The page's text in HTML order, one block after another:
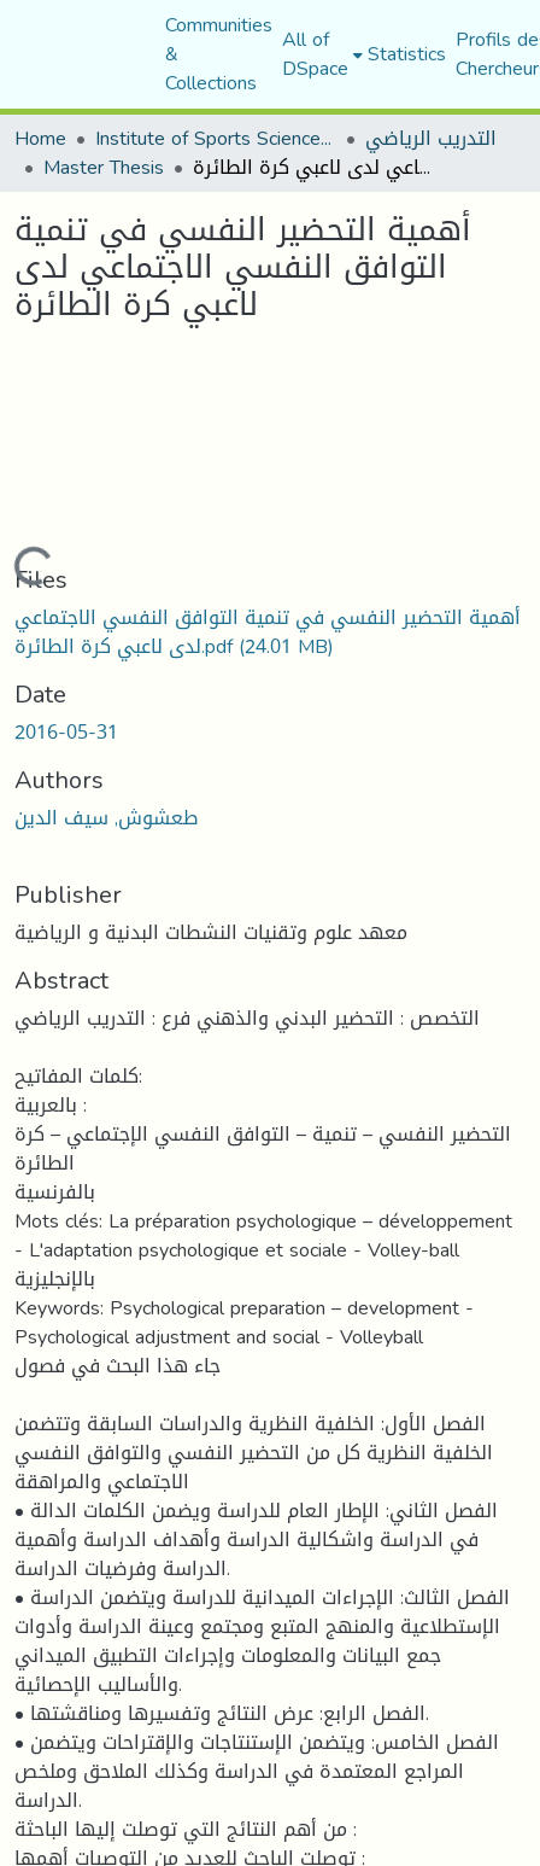
Communities
&
Collections
All of
DSpace Statistics Profils
Home
Institute of Sports Sciences and Techniques التدريب الرياضي
Master Thesis أهمية التحضير النفسي في تنمية التوافق النفسي الاجتماعي لدى لاعبي كرة الطائرة
أهمية التحضير النفسي في تنمية
التوافق النفسي الاجتماعي لدى
لاعبي كرة الطائرة
Loading...
Files
أهمية التحضير النفسي في تنمية التوافق النفسي الاجتماعي
لدى لاعبي كرة الطائرة.pdf(24.01 MB)
Date
2016-05-31
Authors
طعشوش, سيف الدين
Publisher
معهد علوم وتقنيات النشطات البدنية و الرياضية
Abstract
التخصص : التحضير البدني والذهني فرع : التدريب الرياضي
كلمات المفاتيح:
بالعربية :
التحضير النفسي – تنمية – التوافق النفسي الإجتماعي – كرة
الطائرة
بالفرنسية
Mots clés: La préparation psychologique – développement
- L'adaptation psychologique et sociale - Volley-ball
بالإنجليزية
Keywords: Psychological preparation – development -
Psychological adjustment and social - Volleyball
جاء هذا البحث في فصول
الفصل الأول: الخلفية النظرية والدراسات السابقة وتتضمن
الخلفية النظرية كل من التحضير النفسي والتوافق النفسي
الاجتماعي والمراهقة
• الفصل الثاني: الإطار العام للدراسة ويضمن الكلمات الدالة
في الدراسة واشكالية الدراسة وأهداف الدراسة وأهمية
الدراسة وفرضيات الدراسة.
• الفصل الثالث: الإجراءات الميدانية للدراسة ويتضمن الدراسة
الإستطلاعية والمنهج المتبع ومجتمع وعينة الدراسة وأدوات
جمع البيانات والمعلومات وإجراءات التطبيق الميداني
والأساليب الإحصائية.
• الفصل الرابع: عرض النتائج وتفسيرها ومناقشتها.
• الفصل الخامس: ويتضمن الإستنتاجات والإقتراحات ويتضمن
المراجع المعتمدة في الدراسة وكذلك الملاحق وملخص
الدراسة.
من أهم النتائج التي توصلت إليها الباحثة :
توصلت الباحث للعديد من التوصيات أهمها :